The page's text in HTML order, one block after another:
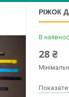
РІЖОК
В
28 ₴
Показати